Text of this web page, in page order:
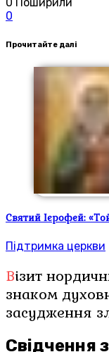
0
Прочитайте далі
Святий Ієрофей:
Підтримка церкви
Візит нордичних церковних лідерів став
знаком
засудження
Свідчення